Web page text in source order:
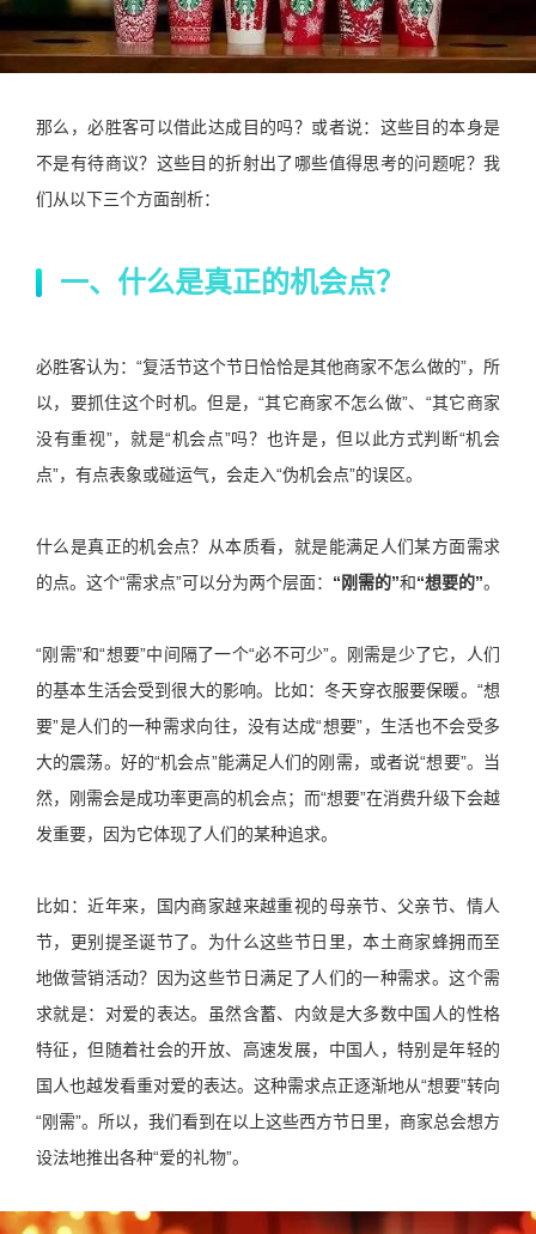
那么，必胜客可以借此达成目的吗？或者说：这些目的本身是
不是有待商议？这些目的折射出了哪些值得思考的问题呢？我
们从以下三个方面剖析：
一、 什么是真正的机会点？
必胜客认为：“复活节这个节日恰恰是其他商家不怎么做的”，所
以，要抓住这个时机。但是，“其它商家不怎么做”、“其它商家
没有重视”，就是“机会点”吗？也许是，但以此方式判断“机会
点”，有点表象或碰运气，会走入“伪机会点”的误区。
什么是真正的机会点？从本质看，就是能满足人们某方面需求
的点。这个“需求点”可以分为两个层面： “刚需的”和“想要的”。
“刚需”和“想要”中间隔了一个“必不可少”。刚需是少了它，人们
的基本生活会受到很大的影响。比如：冬天穿衣服要保暖。“想
要”是人们的一种需求向往，没有达成“想要”，生活也不会受多
大的震荡。好的“机会点”能满足人们的刚需，或者说“想要”。当
然，刚需会是成功率更高的机会点；而“想要”在消费升级下会越
发重要，因为它体现了人们的某种追求。
比如：近年来，国内商家越来越重视的母亲节、父亲节、情人
节，更别提圣诞节了。为什么这些节日里，本土商家蜂拥而至
地做营销活动？因为这些节日满足了人们的一种需求。这个需
求就是：对爱的表达。虽然含蓄、内敛是大多数中国人的性格
特征，但随着社会的开放、高速发展，中国人，特别是年轻的
国人也越发看重对爱的表达。这种需求点正逐渐地从“想要”转向
“刚需”。所以，我们看到在以上这些西方节日里，商家总会想方
设法地推出各种“爱的礼物”。